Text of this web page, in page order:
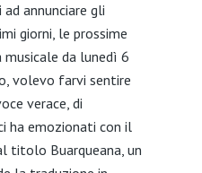
annunciare gli
giorni, le prossime
musicale da lunedì 6
volevo farvi sentire
verace, di
ha emozionati con il
titolo Buarqueana, un